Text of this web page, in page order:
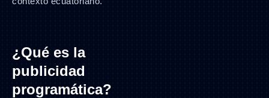
¿Qué es la
publicidad
programática?